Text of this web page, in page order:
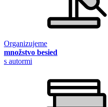
Organizujeme
množstvo besied
s autormi